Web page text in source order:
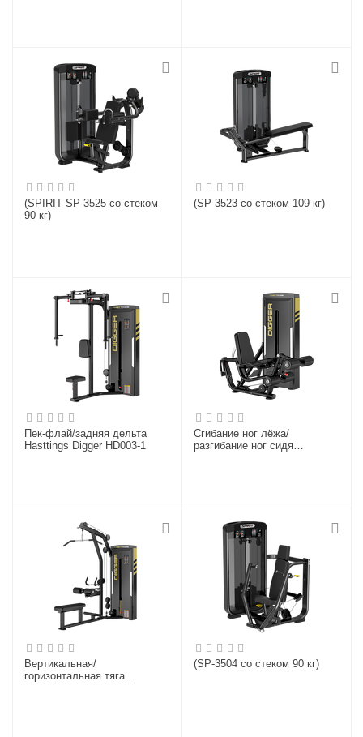
(SPIRIT SP-3525 со стеком
90 кг)
(SP-3523 со стеком 109 кг)
Пек-флай/задняя дельта
Hasttings Digger HD003-1
Сгибание ног лёжа/
разгибание ног сидя
Вертикальная/
горизонтальная тяга
(SP-3504 со стеком 90 кг)